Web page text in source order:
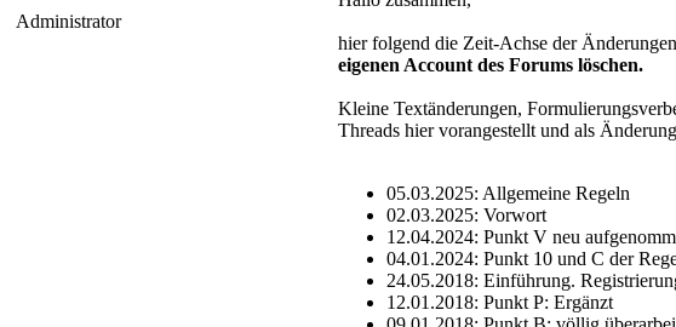
Administrator
hier folgend die Zeit-Achse der
eigenen Account des Forums löschen.
Kleine Textänderungen,
Threads hier vorangestellt und als
05.03.2025: Allgemeine Regeln
02.03.2025: Vorwort
12.04.2024: Punkt V neu
04.01.2024: Punkt 10 und C der
24.05.2018: Einführung.
12.01.2018: Punkt P: Ergänzt